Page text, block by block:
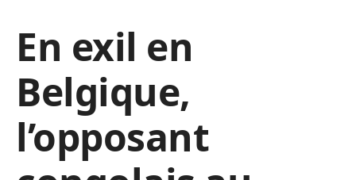
En exil en
Belgique,
l’opposant